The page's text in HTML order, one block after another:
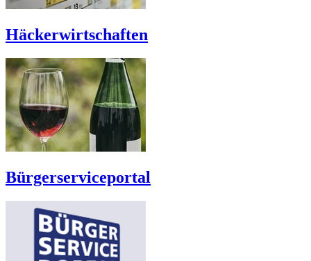
Häckerwirtschaften
Bürgerserviceportal